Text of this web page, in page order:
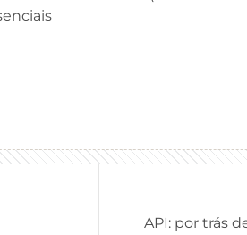
API: por trás